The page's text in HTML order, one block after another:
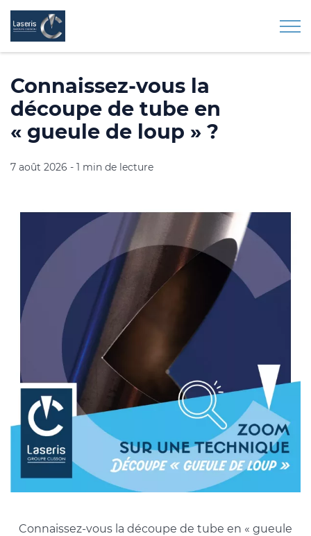
Connaissez-vous la
découpe de tube en
« gueule de loup » ?
7 août 2026 - 1 min de lecture
Connaissez-vous la découpe de tube en « gueule